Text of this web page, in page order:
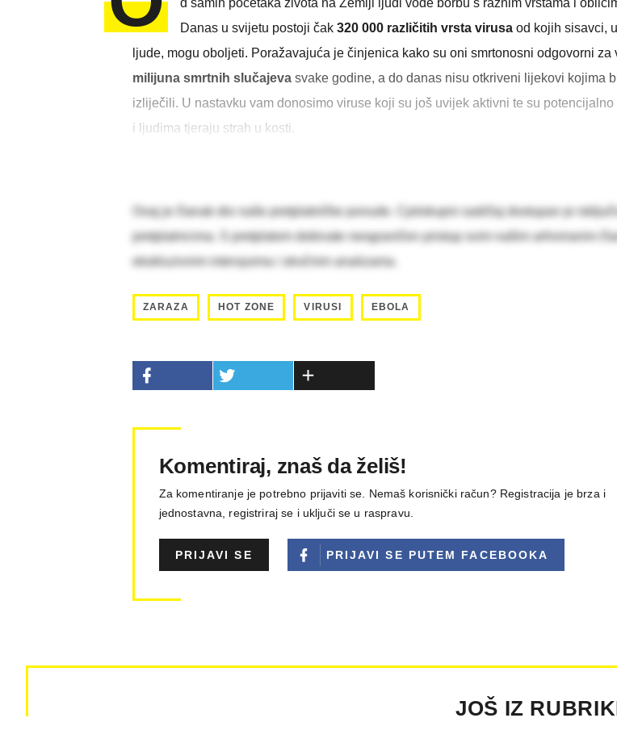
d samih početaka života na Zemlji ljudi vode borbu s raznim vrstama i
Danas u svijetu postoji čak 320 000 različitih vrsta virusaod kojih sisavci,
ljude, mogu oboljeti. Poražavajuća je činjenica kako su oni smrtonosni odgovorni za
milijuna smrtnih slučajevasvake godine, a do danas nisu otkriveni lijekovi kojima
izliječili. U nastavku vam donosimo viruse koji su još uvijek aktivni te su potencijalno
i ljudima tjeraju strah u kosti.
Ovaj je članak dio naše pretplatničke ponude. Cjelokupni sadržaj dostupan je
pretplatnicima. S pretplatom dobivate neograničen pristup svim našim arhiviranim
ekskluzivnim intervjuima i stručnim analizama.
ZARAZA HOT ZONE VIRUSI EBOLA
Komentiraj, znaš da želiš!
Za komentiranje je potrebno prijaviti se. Nemaš korisnički račun? Registracija je brza i
jednostavna, registriraj se i uključi se u raspravu.
PRIJAVI SE PRIJAVI SE PUTEM FACEBOOKA
JOŠ IZ